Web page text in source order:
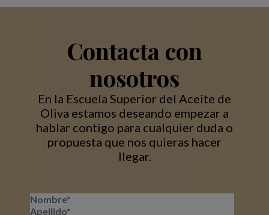
Contacta con
nosotros
En la Escuela Superior del Aceite de
Oliva estamos deseando empezar a
hablar contigo para cualquier duda o
propuesta que nos quieras hacer
llegar.